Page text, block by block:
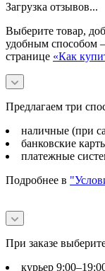
Загрузка отзывов...
Выберите товар,
удобным способом
странице «Как
Предлагаем три
наличные (при
банковские
платежные
Подробнее в
При заказе
курьер